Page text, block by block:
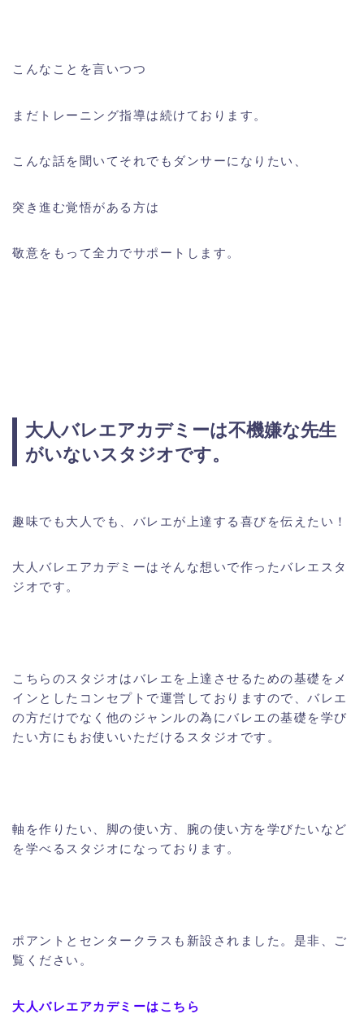
こんなことを言いつつ
まだトレーニング指導は続けております。
こんな話を聞いてそれでもダンサーになりたい、
突き進む覚悟がある方は
敬意をもって全力でサポートします。
大人バレエアカデミーは不機嫌な先生
がいないスタジオです。
趣味でも大人でも、バレエが上達する喜びを伝えたい！
大人バレエアカデミーはそんな想いで作ったバレエスタ
ジオです。
こちらのスタジオはバレエを上達させるための基礎をメ
インとしたコンセプトで運営しておりますので、バレエ
の方だけでなく他のジャンルの為にバレエの基礎を学び
たい方にもお使いいただけるスタジオです。
軸を作りたい、脚の使い方、腕の使い方を学びたいなど
を学べるスタジオになっております。
ポアントとセンタークラスも新設されました。是非、ご
覧ください。
大人バレエアカデミーはこちら